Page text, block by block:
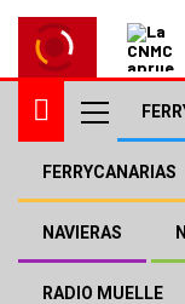
FERRYCANARIAS
NAVIERAS
RADIO MUELLE
El
fletado